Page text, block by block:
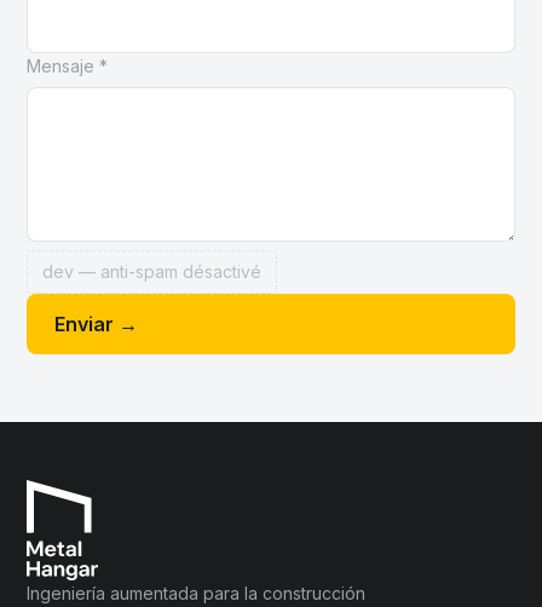
Mensaje *
dev — anti-spam désactivé
Enviar →
Ingeniería aumentada para la construcción